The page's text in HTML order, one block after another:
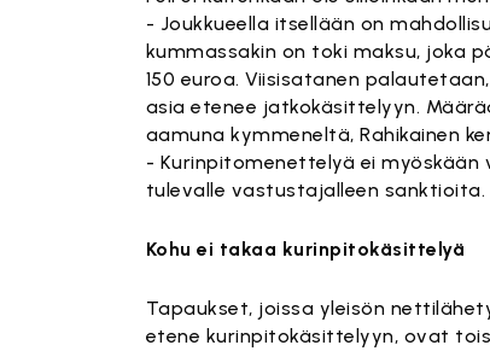
- Joukkueella itsellään on
kummassakin on toki maksu, joka
150 euroa. Viisisatanen
asia etenee jatkokäsittelyyn.
aamuna kymmeneltä, Rahikainen
- Kurinpitomenettelyä ei myöskään
tulevalle vastustajalleen sanktioita.
Kohu ei takaa kurinpitokäsittelyä
Tapaukset, joissa yleisön
etene kurinpitokäsittelyyn, ovat